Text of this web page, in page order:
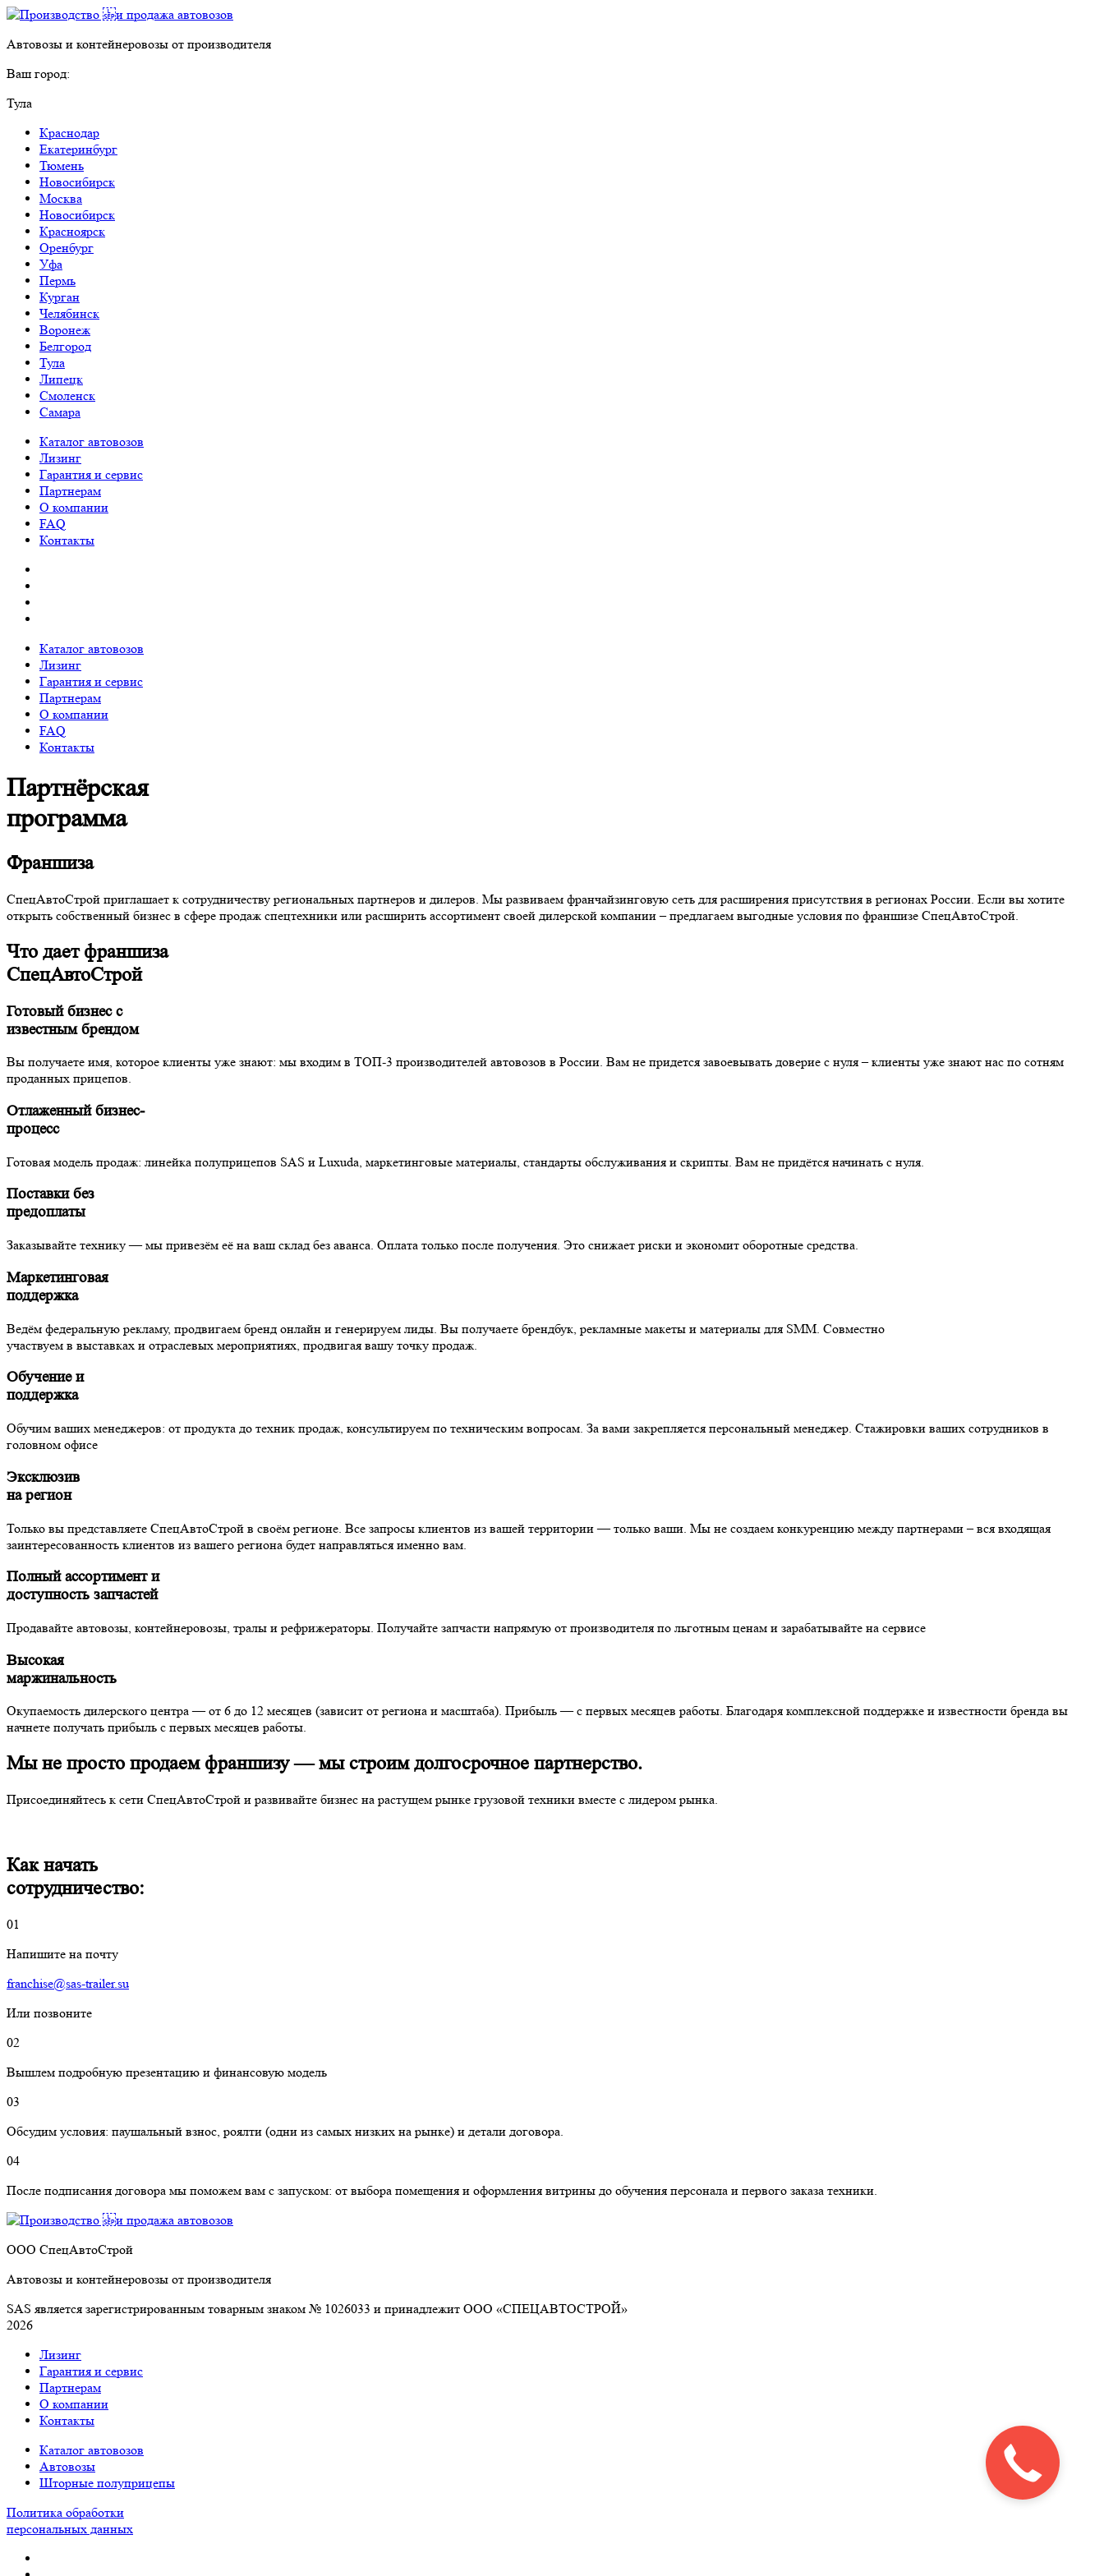
Автовозы и контейнеровозы от производителя
Ваш город:
Тула
Краснодар
Екатеринбург
Тюмень
Новосибирск
Москва
Новосибирск
Красноярск
Оренбург
Уфа
Пермь
Курган
Челябинск
Воронеж
Белгород
Тула
Липецк
Смоленск
Самара
Каталог автовозов
Лизинг
Гарантия и сервис
Партнерам
О компании
FAQ
Контакты
Каталог автовозов
Лизинг
Гарантия и сервис
Партнерам
О компании
FAQ
Контакты
Партнёрская
программа
Франшиза
СпецАвтоСтрой приглашает к сотрудничеству региональных партнеров и дилеров. Мы развиваем франчайзинговую сеть для расширения присутствия в регионах России. Если вы хотите
открыть собственный бизнес в сфере продаж спецтехники или расширить ассортимент своей дилерской компании – предлагаем выгодные условия по франшизе СпецАвтоСтрой.
Что дает франшиза
СпецАвтоСтрой
Готовый бизнес с
известным брендом
Вы получаете имя, которое клиенты уже знают: мы входим в ТОП-3 производителей автовозов в России. Вам не придется завоевывать доверие с нуля – клиенты уже знают нас по сотням
проданных прицепов.
Отлаженный бизнес-
процесс
Готовая модель продаж: линейка полуприцепов SAS и Luxuda, маркетинговые материалы, стандарты обслуживания и скрипты. Вам не придётся начинать с нуля.
Поставки без
предоплаты
Заказывайте технику — мы привезём её на ваш склад без аванса. Оплата только после получения. Это снижает риски и экономит оборотные средства.
Маркетинговая
поддержка
Ведём федеральную рекламу, продвигаем бренд онлайн и генерируем лиды. Вы получаете брендбук, рекламные макеты и материалы для SMM. Cовместно
участвуем в выставках и отраслевых мероприятиях, продвигая вашу точку продаж.
Обучение и
поддержка
Обучим ваших менеджеров: от продукта до техник продаж, консультируем по техническим вопросам. За вами закрепляется персональный менеджер. Стажировки ваших сотрудников в
головном офисе
Эксклюзив
на регион
Только вы представляете СпецАвтоСтрой в своём регионе. Все запросы клиентов из вашей территории — только ваши. Мы не создаем конкуренцию между партнерами – вся входящая
заинтересованность клиентов из вашего региона будет направляться именно вам.
Полный ассортимент и
доступность запчастей
Продавайте автовозы, контейнеровозы, тралы и рефрижераторы. Получайте запчасти напрямую от производителя по льготным ценам и зарабатывайте на сервисе
Высокая
маржинальность
Окупаемость дилерского центра — от 6 до 12 месяцев (зависит от региона и масштаба). Прибыль — с первых месяцев работы. Благодаря комплексной поддержке и известности бренда вы
начнете получать прибыль с первых месяцев работы.
Мы не просто продаем франшизу —мы строим долгосрочное партнерство.
Присоединяйтесь к сети СпецАвтоСтрой и развивайте бизнес на растущем рынке грузовой техники вместе с лидером рынка.
Как начать
сотрудничество:
01
Напишите на почту
franchise@sas-trailer.su
Или позвоните
02
Вышлем подробную презентацию и финансовую модель
03
Обсудим условия: паушальный взнос, роялти (одни из самых низких на рынке) и детали договора.
04
После подписания договора мы поможем вам с запуском: от выбора помещения и оформления витрины до обучения персонала и первого заказа техники.
ООО СпецАвтоСтрой
Автовозы и контейнеровозы от производителя
SAS является зарегистрированным товарным знаком № 1026033 и принадлежит ООО «СПЕЦАВТОСТРОЙ»
2026
Лизинг
Гарантия и сервис
Партнерам
О компании
Контакты
Каталог автовозов
Автовозы
Шторные полуприцепы
Политика обработки
персональных данных